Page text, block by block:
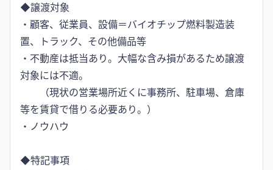
◆譲渡対象
・顧客、従業員、設備＝バイオチップ燃料製造装
置、トラック、その他備品等
・不動産は抵当あり。大幅な含み損があるため譲渡
対象には不適。
（現状の営業場所近くに事務所、駐車場、倉庫
等を賃貸で借りる必要あり。）
・ノウハウ
◆特記事項